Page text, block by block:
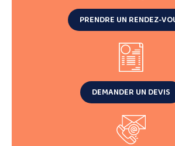
PRENDRE UN RENDEZ-
DEMANDER UN DEVIS